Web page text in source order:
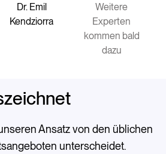
Dr. Emil
Kendziorra
Weitere
Experten
kommen bald
dazu
Ansatz von den üblichen
unterscheidet.